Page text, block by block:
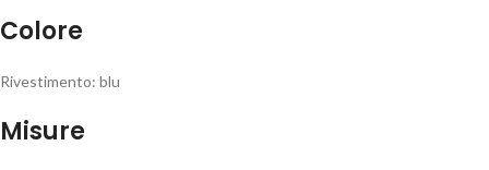
Colore
Rivestimento: blu
Misure